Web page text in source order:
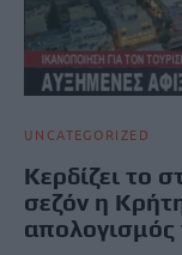
UNCATEGORIZED
Κερδίζει το
σεζόν η
απολογισμός